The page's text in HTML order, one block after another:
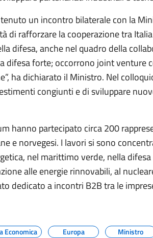
un incontro bilaterale con la
di rafforzare la cooperazione tra
difesa, anche nel quadro della
difesa forte; occorrono joint venture
ha dichiarato il Ministro. Nel
congiunti e di sviluppare
hanno partecipato circa 200
e norvegesi. I lavori si sono
nel marittimo verde, nella
alle energie rinnovabili, al
dedicato a incontri B2B tra le
Economica Europa Ministro